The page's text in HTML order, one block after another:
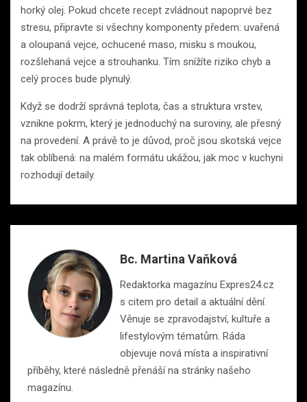
horký olej. Pokud chcete recept zvládnout napoprvé bez
stresu, připravte si všechny komponenty předem: uvařená
a oloupaná vejce, ochucené maso, misku s moukou,
rozšlehaná vejce a strouhanku. Tím snížíte riziko chyb a
celý proces bude plynulý.
Když se dodrží správná teplota, čas a struktura vrstev,
vznikne pokrm, který je jednoduchý na suroviny, ale přesný
na provedení. A právě to je důvod, proč jsou skotská vejce
tak oblíbená: na malém formátu ukážou, jak moc v kuchyni
rozhodují detaily.
Bc. Martina Vaňková
Redaktorka magazínu Expres24.cz
s citem pro detail a aktuální dění.
Věnuje se zpravodajství, kultuře a
lifestylovým tématům. Ráda
objevuje nová místa a inspirativní
příběhy, které následně přenáší na stránky našeho
magazínu.